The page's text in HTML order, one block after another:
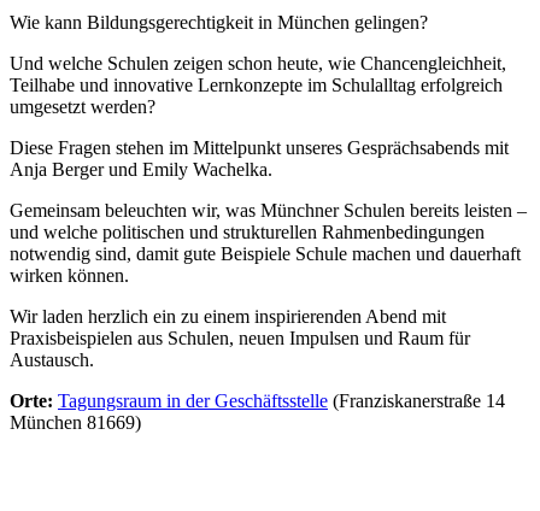
Wie kann Bildungsgerechtigkeit in München gelingen?
Und welche Schulen zeigen schon heute, wie Chancengleichheit,
Teilhabe und innovative Lernkonzepte im Schulalltag erfolgreich
umgesetzt werden?
Diese Fragen stehen im Mittelpunkt unseres Gesprächsabends mit
Anja Berger und Emily Wachelka.
Gemeinsam beleuchten wir, was Münchner Schulen bereits leisten –
und welche politischen und strukturellen Rahmenbedingungen
notwendig sind, damit gute Beispiele Schule machen und dauerhaft
wirken können.
Wir laden herzlich ein zu einem inspirierenden Abend mit
Praxisbeispielen aus Schulen, neuen Impulsen und Raum für
Austausch.
Orte: Tagungsraum in der Geschäftsstelle (Franziskanerstraße 14
München 81669)